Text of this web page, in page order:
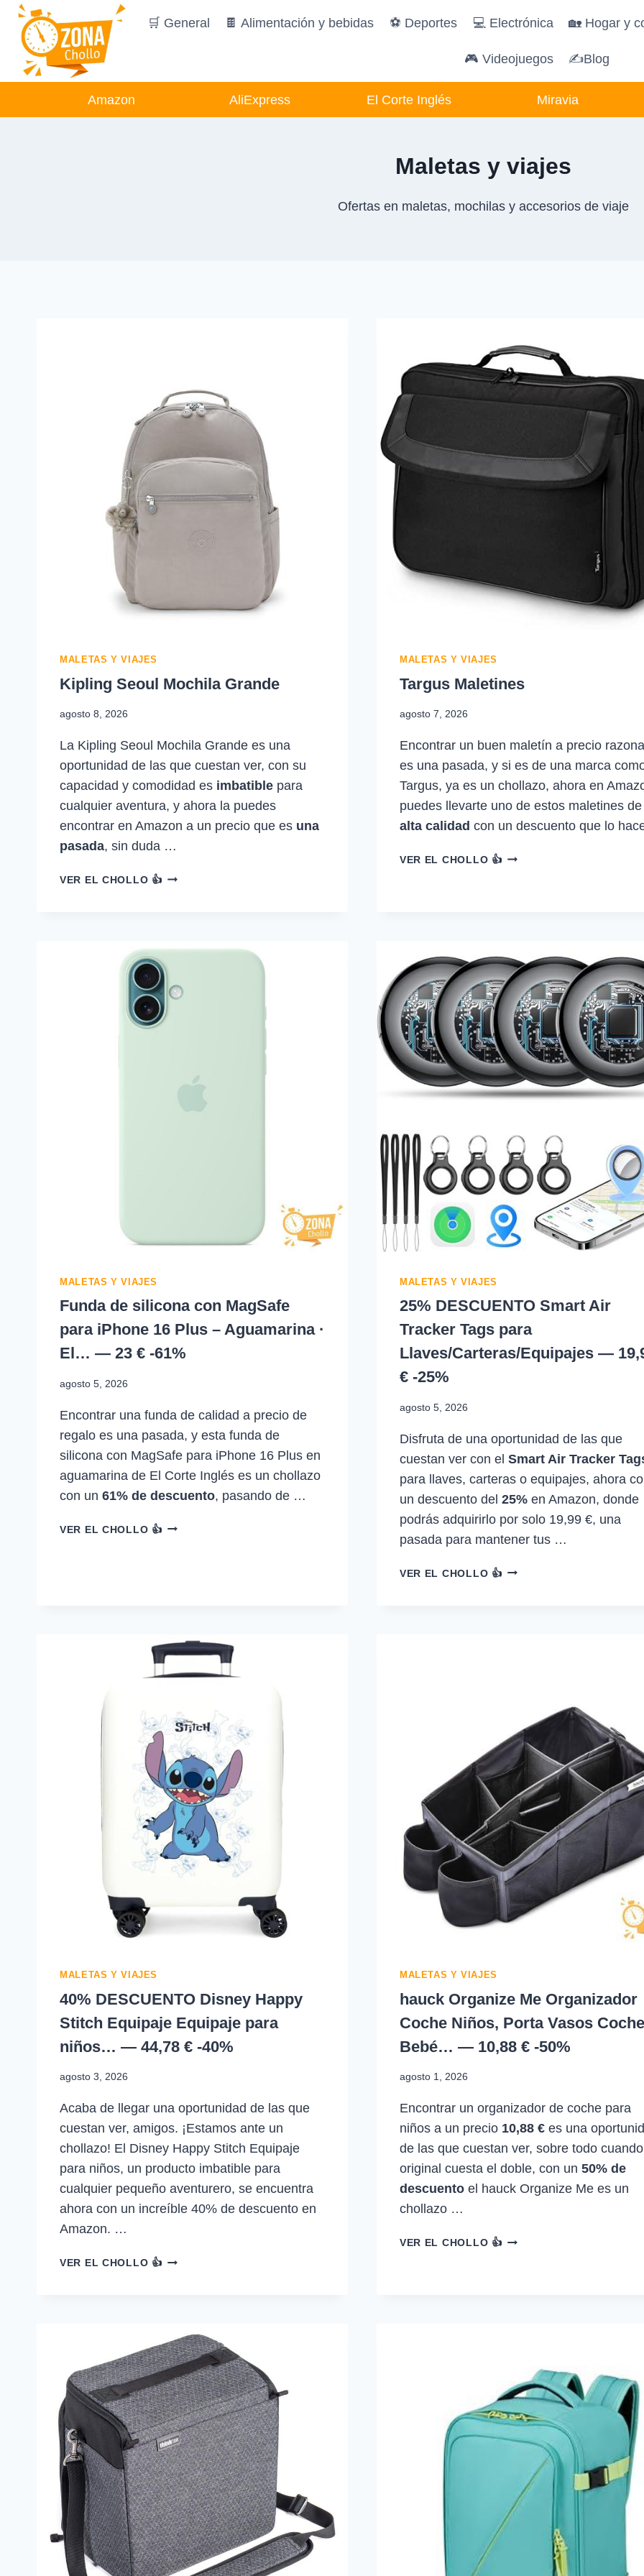
Saltar
contenido
🛒 General 🍫 Alimentación y bebidas ️⚽️ Deportes 💻 Electrónica 🏡 Hogar y
🎮 Videojuegos ✍Blog
Amazon AliExpress El Corte Inglés Miravia
Maletas y viajes
Ofertas en maletas, mochilas y accesorios de viaje
MALETAS Y VIAJES
Kipling Seoul Mochila Grande
agosto 8, 2026
La Kipling Seoul Mochila Grande es una
oportunidad de las que cuestan ver, con su
capacidad y comodidad es imbatible para
cualquier aventura, y ahora la puedes
encontrar en Amazon a un precio que es una
pasada, sin duda …
VER EL CHOLLO 👍KIPLING
MALETAS Y VIAJES
Targus Maletines
agosto 7, 2026
Encontrar un buen maletín a precio
es una pasada, y si es de una marca
Targus, ya es un chollazo, ahora en
puedes llevarte uno de estos maletines de
alta calidad con un descuento que lo
VER EL CHOLLO 👍TARGUS
MALETAS Y VIAJES
Funda de silicona con MagSafe
para iPhone 16 Plus – Aguamarina ·
El… — 23 € -61%
agosto 5, 2026
Encontrar una funda de calidad a precio de
regalo es una pasada, y esta funda de
silicona con MagSafe para iPhone 16 Plus en
aguamarina de El Corte Inglés es un chollazo
con un 61% de descuento, pasando de …
VER EL CHOLLO 👍FUNDA
16
PLUS
–
EL…
—
23
€
-61%
MALETAS Y VIAJES
25% DESCUENTO Smart Air
Tracker Tags para
Llaves/Carteras/Equipajes —
€ -25%
agosto 5, 2026
Disfruta de una oportunidad de las que
cuestan ver con el Smart Air Tracker
para llaves, carteras o equipajes, ahora
un descuento del 25%en Amazon, donde
podrás adquirirlo por solo 19,99 €, una
pasada para mantener tus …
VER EL CHOLLO 👍25%
-25%
MALETAS Y VIAJES
40% DESCUENTO Disney Happy
Stitch Equipaje Equipaje para
niños… — 44,78 € -40%
agosto 3, 2026
Acaba de llegar una oportunidad de las que
cuestan ver, amigos. ¡Estamos ante un
chollazo! El Disney Happy Stitch Equipaje
para niños, un producto imbatible para
cualquier pequeño aventurero, se encuentra
ahora con un increíble 40% de descuento en
Amazon. …
VER EL CHOLLO 👍40%
EQUIPAJE
EQUIPAJE
PARA
NIÑOS…
—
44,78
€
-40%
MALETAS Y VIAJES
hauck Organize Me Organizador
Coche Niños, Porta Vasos Coche
Bebé… — 10,88 € -50%
agosto 1, 2026
Encontrar un organizador de coche para
niños a un precio 10,88 €es una
de las que cuestan ver, sobre todo
original cuesta el doble, con un 50% de
descuentoel hauck Organize Me es un
chollazo …
VER EL CHOLLO 👍HAUCK
COCHE
BEBÉ…
—
10,88
€